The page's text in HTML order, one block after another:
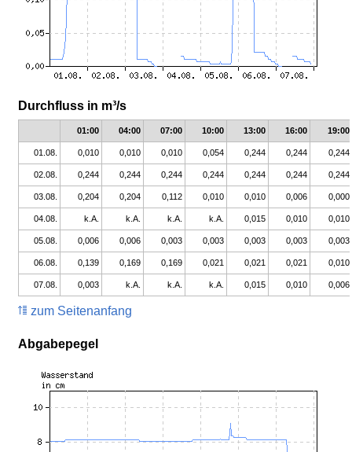
Durchfluss in m³/s
01:00 04:00 07:00 10:00 13:00 16:00 19:00
01.08. 0,010 0,010 0,010 0,054 0,244 0,244 0,244
02.08. 0,244 0,244 0,244 0,244 0,244 0,244 0,244
03.08. 0,204 0,204 0,112 0,010 0,010 0,006 0,000
04.08. k.A. k.A. k.A. k.A. 0,015 0,010 0,010
05.08. 0,006 0,006 0,003 0,003 0,003 0,003 0,003
06.08. 0,139 0,169 0,169 0,021 0,021 0,021 0,010
07.08. 0,003 k.A. k.A. k.A. 0,015 0,010 0,006
zum Seitenanfang
Abgabepegel